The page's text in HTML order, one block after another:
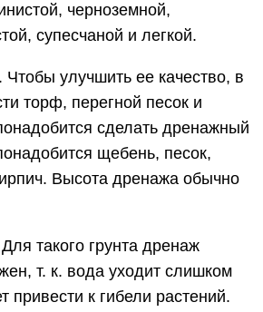
черноземной,
супесчаной и легкой.
Чтобы улучшить ее качество, в
торф, перегной песок и
сделать дренажный
щебень, песок,
Высота дренажа обычно
такого грунта дренаж
т. к. вода уходит слишком
привести к гибели растений.